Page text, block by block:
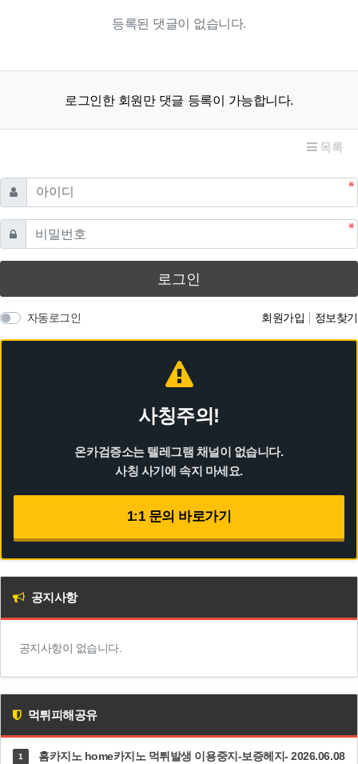
등록된 댓글이 없습니다.
로그인한 회원만 댓글 등록이 가능합니다.
목록
아이디 필수
비밀번호필수
로그인
자동로그인 회원가입 정보찾기
사칭주의!
온카검증소는 텔레그램 채널이 없습니다.
사칭 사기에 속지 마세요.
1:1 문의 바로가기
공지사항
공지사항이 없습니다.
먹튀피해공유
1 홈카지노 home카지노 먹튀발생 이용중지-보증헤지- 2026.06.08